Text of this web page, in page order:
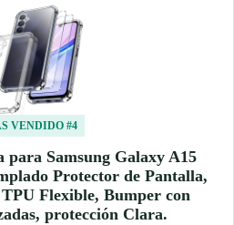
VENDIDO #4
para Samsung Galaxy A15
Protector de Pantalla,
Flexible, Bumper con
protección Clara.